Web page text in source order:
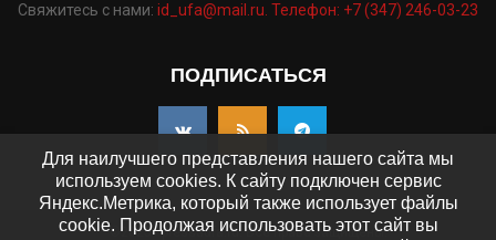
Свяжитесь с нами: id_ufa@mail.ru. Телефон: +7 (347) 246-03-23
ПОДПИСАТЬСЯ
©2025 - pressaufa.ru. Все права защищены.
Для наилучшего представления нашего сайта мы
используем cookies. К сайту подключен сервис
Яндекс.Метрика, который также использует файлы
cookie. Продолжая использовать этот сайт вы